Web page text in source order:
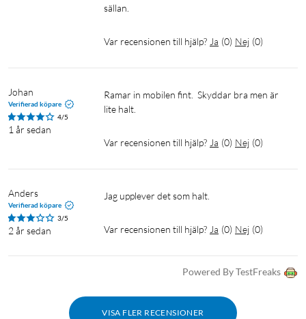
sällan.
Var recensionen till hjälp? Ja (0) Nej (0)
Johan
Verifierad köpare
4/5
1 år sedan
Ramar in mobilen fint.  Skyddar bra men är
lite halt.
Var recensionen till hjälp? Ja (0) Nej (0)
Anders
Verifierad köpare
3/5
2 år sedan
Jag upplever det som halt.
Var recensionen till hjälp? Ja (0) Nej (0)
Powered By TestFreaks
VISA FLER RECENSIONER